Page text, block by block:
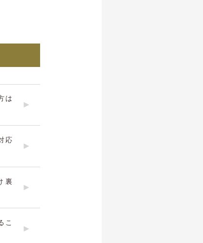
は
応
裏
こ